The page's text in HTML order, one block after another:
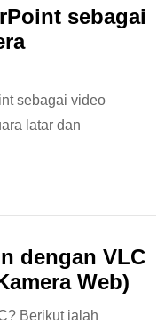
sebagai
sebagai video
latar dan
dengan VLC
Web)
Berikut ialah